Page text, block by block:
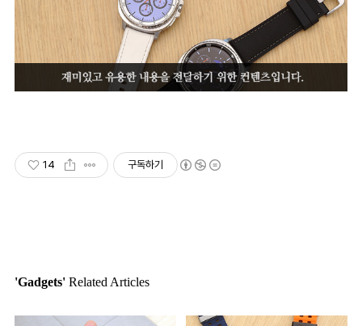
14 구독하기
'Gadgets' Related Articles